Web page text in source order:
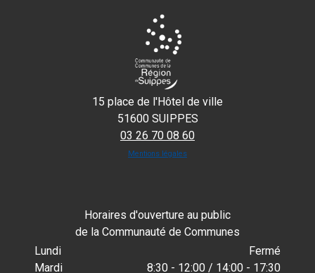
15 place de l'Hôtel de ville
51600 SUIPPES
03 26 70 08 60
Mentions légales
Horaires d'ouverture au public
de la Communauté de Communes
Lundi
Fermé
Mardi
8:30 - 12:00 / 14:00 - 17:30